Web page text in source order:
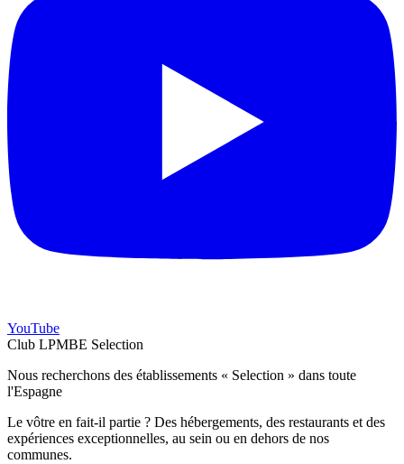
YouTube
Club LPMBE Selection
Nous recherchons des établissements « Selection » dans toute
l'Espagne
Le vôtre en fait-il partie ? Des hébergements, des restaurants et des
expériences exceptionnelles, au sein ou en dehors de nos
communes.